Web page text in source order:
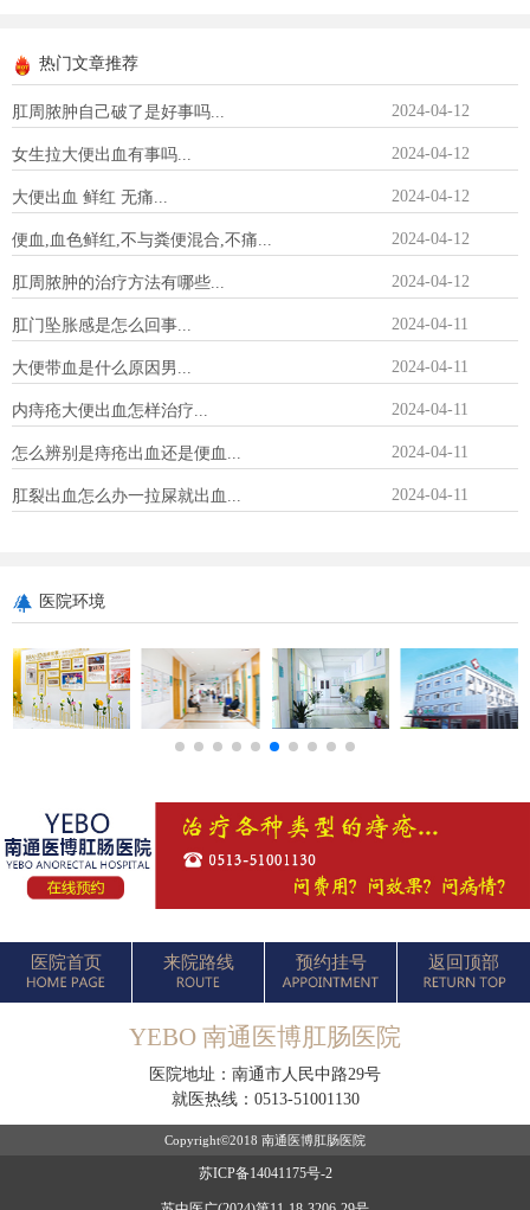
热门文章推荐
肛周脓肿自己破了是好事吗... 2024-04-12
女生拉大便出血有事吗... 2024-04-12
大便出血 鲜红 无痛... 2024-04-12
便血,血色鲜红,不与粪便混合,不痛... 2024-04-12
肛周脓肿的治疗方法有哪些... 2024-04-12
肛门坠胀感是怎么回事... 2024-04-11
大便带血是什么原因男... 2024-04-11
内痔疮大便出血怎样治疗... 2024-04-11
怎么辨别是痔疮出血还是便血... 2024-04-11
肛裂出血怎么办一拉屎就出血... 2024-04-11
医院环境
医院首页 来院路线 预约挂号 返回顶部
YEBO 南通医博肛肠医院
医院地址：南通市人民中路29号
就医热线： 0513-51001130
Copyright©2018 南通医博肛肠医院
苏ICP备14041175号-2